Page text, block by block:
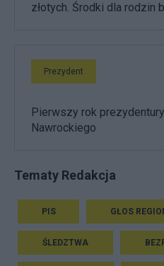
złotych. Środki dla rodzin
Prezydent
Pierwszy rok
Nawrockiego
Tematy Redakcja
PIS GŁOS
ŚLEDZTWA